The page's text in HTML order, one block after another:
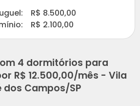
R$ 8.500,00
R$ 2.100,00
4 dormitórios para
R$ 12.500,00/mês - Vila
dos Campos/SP